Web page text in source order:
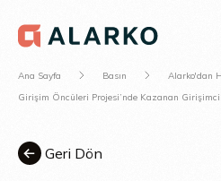
Ana Sayfa Basın Alarko'dan
Girişim Öncüleri Projesi’nde Kazanan
Geri Dön